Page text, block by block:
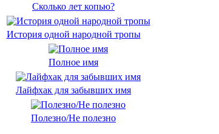
Сколько лет копью?
История одной народной тропы
Полное имя
Лайфхак для забывших имя
Полезно/Не полезно